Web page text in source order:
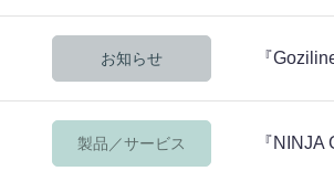
お知らせ 『
製品／サービス 『